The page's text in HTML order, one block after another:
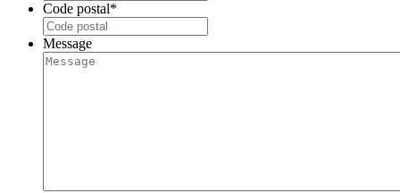
Code postal*
Message